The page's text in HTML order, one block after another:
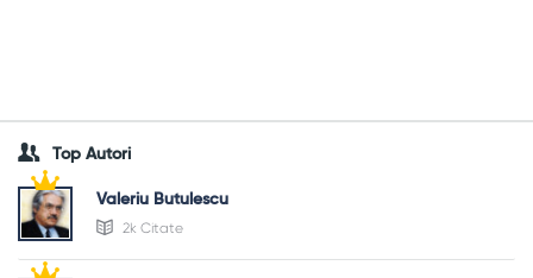
Top Autori
Valeriu Butulescu
2k Citate